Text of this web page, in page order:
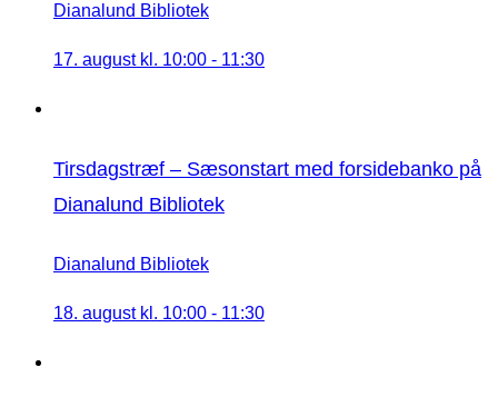
Dianalund Bibliotek
17. august kl. 10:00 - 11:30
Tirsdagstræf – Sæsonstart med forsidebanko på
Dianalund Bibliotek
Dianalund Bibliotek
18. august kl. 10:00 - 11:30